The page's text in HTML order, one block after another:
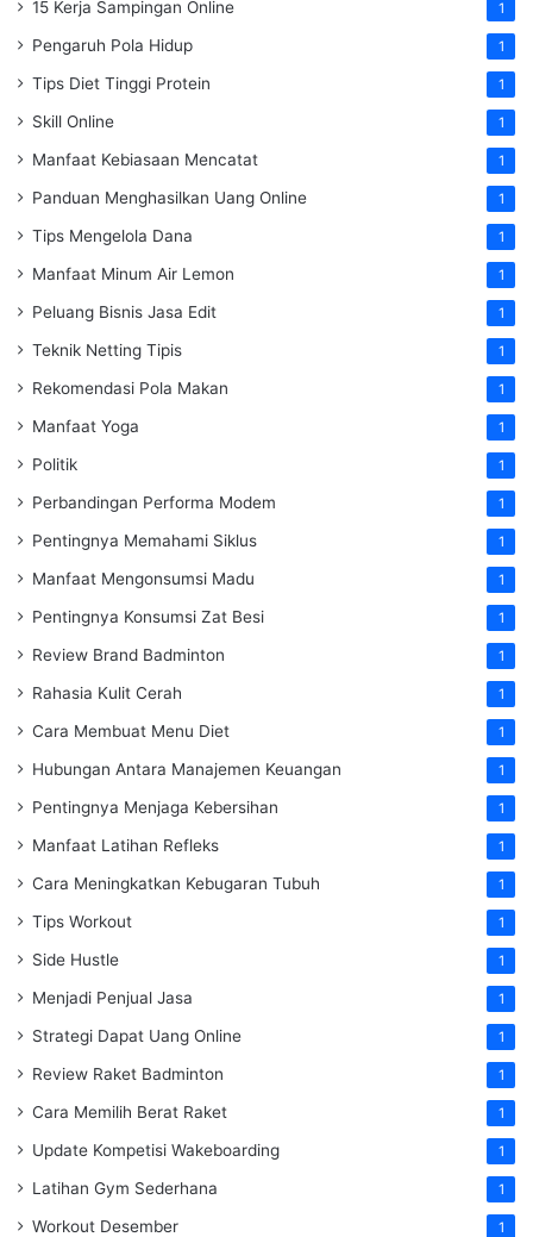
15 Kerja Sampingan Online 1
Pengaruh Pola Hidup 1
Tips Diet Tinggi Protein 1
Skill Online 1
Manfaat Kebiasaan Mencatat 1
Panduan Menghasilkan Uang Online 1
Tips Mengelola Dana 1
Manfaat Minum Air Lemon 1
Peluang Bisnis Jasa Edit 1
Teknik Netting Tipis 1
Rekomendasi Pola Makan 1
Manfaat Yoga 1
Politik 1
Perbandingan Performa Modem 1
Pentingnya Memahami Siklus 1
Manfaat Mengonsumsi Madu 1
Pentingnya Konsumsi Zat Besi 1
Review Brand Badminton 1
Rahasia Kulit Cerah 1
Cara Membuat Menu Diet 1
Hubungan Antara Manajemen Keuangan 1
Pentingnya Menjaga Kebersihan 1
Manfaat Latihan Refleks 1
Cara Meningkatkan Kebugaran Tubuh 1
Tips Workout 1
Side Hustle 1
Menjadi Penjual Jasa 1
Strategi Dapat Uang Online 1
Review Raket Badminton 1
Cara Memilih Berat Raket 1
Update Kompetisi Wakeboarding 1
Latihan Gym Sederhana 1
Workout Desember 1